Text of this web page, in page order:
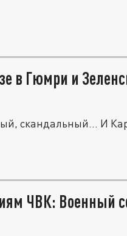
в Гюмри и
скандальный... И
ЧВК: Военный